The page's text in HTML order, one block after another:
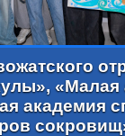
«Малая
академия